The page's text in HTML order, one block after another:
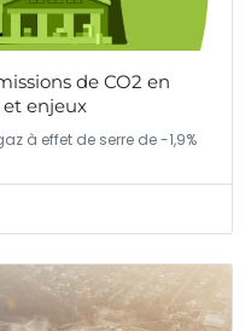
de CO2 en
et enjeux
à effet de serre de -1,9%